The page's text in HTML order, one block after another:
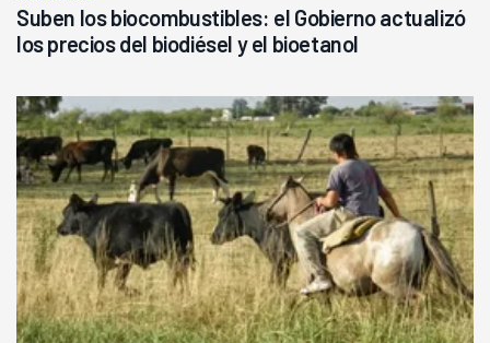
Suben los biocombustibles: el Gobierno actualizó
los precios del biodiésel y el bioetanol